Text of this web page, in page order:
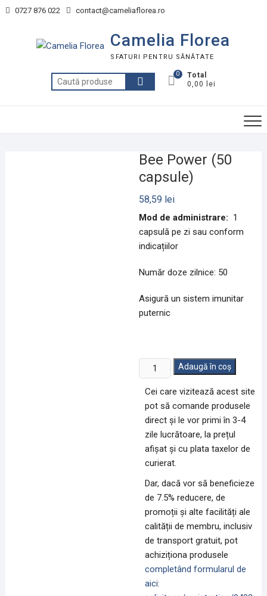
Skip 0727 876 022 contact@cameliaflorea.ro
Camelia Florea
SFATURI PENTRU SĂNĂTATE
Caută
după:
0
Total
0,00 lei
Bee Power (50
capsule)
58,59 lei
Mod de administrare: 1
capsulă pe zi sau conform
indicațiilor
Număr doze zilnice: 50
Asigură un sistem imunitar
puternic
Cantitate
Bee
Power
(50
capsule)
Adaugă în coș
Cei care vizitează acest site
pot să comande produsele
direct și le vor primi în 3-4
zile lucrătoare, la prețul
afișat și cu plata taxelor de
curierat.
Dar, dacă vor să beneficieze
de 7.5% reducere, de
promoții și alte facilități ale
calității de membru, inclusiv
de transport gratuit, pot
achiziționa produsele
completând formularul de
aici: